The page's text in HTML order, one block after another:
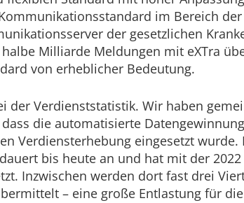
im Bereich
der gesetzlichen
Milliarde Meldungen mit eXTra
von erheblicher Bedeutung.
der Verdienststatistik. Wir haben
die automatisierte
Verdiensterhebung eingesetzt
bis heute an und hat mit der
Inzwischen werden dort fast drei
– eine große Entlastung für